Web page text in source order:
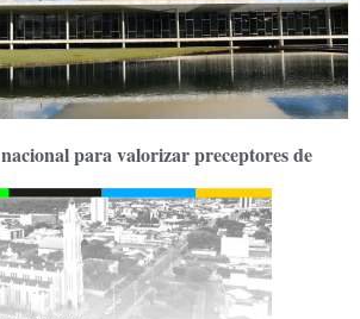
para valorizar preceptores de